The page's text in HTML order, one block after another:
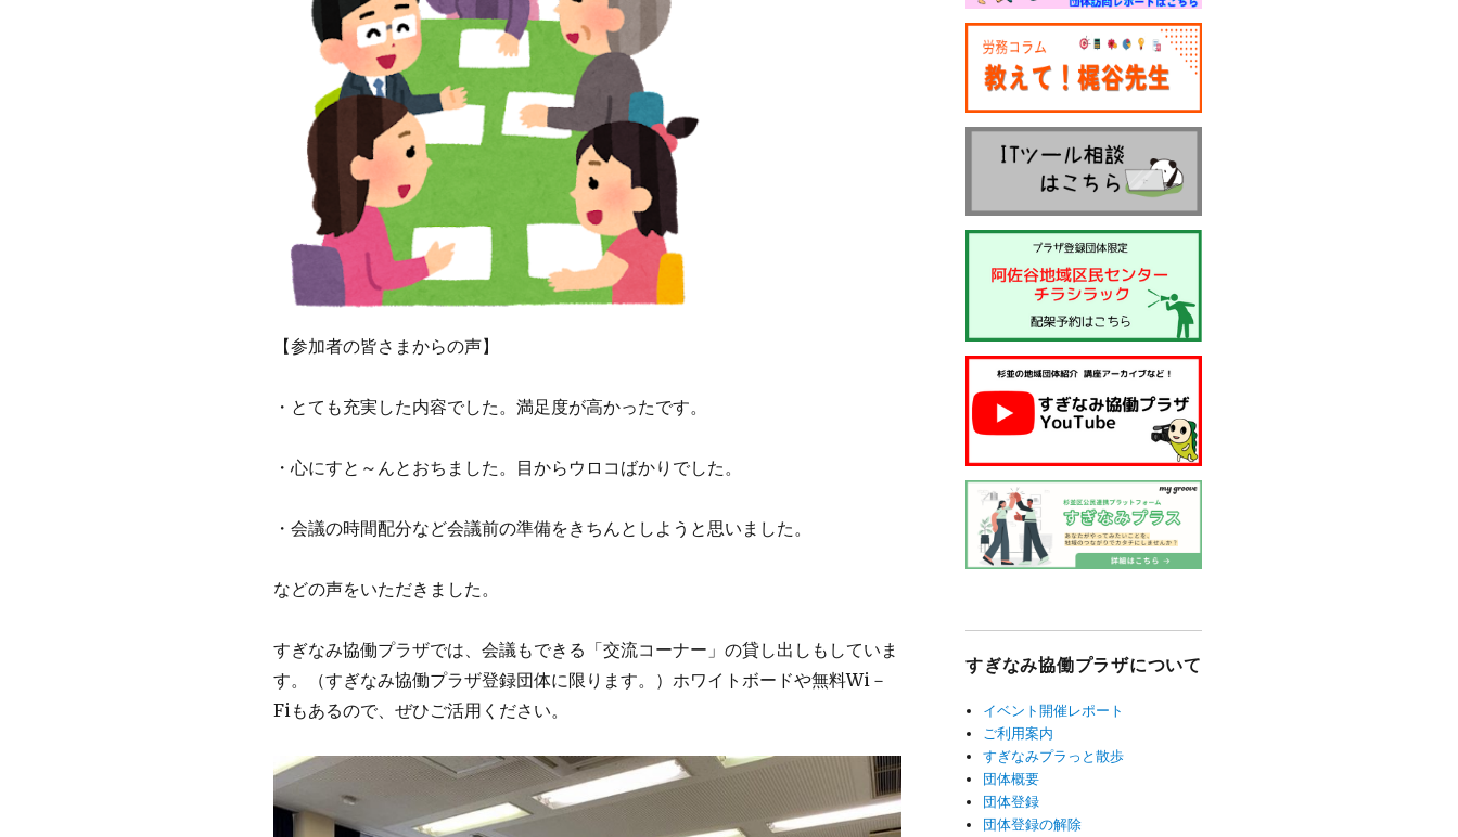
【参加者の皆さまからの声】
・とても充実した内容でした。満足度が高かったです。
・心にすと～んとおちました。目からウロコばかりでした。
・会議の時間配分など会議前の準備をきちんとしようと思いました。
などの声をいただきました。
すぎなみ協働プラザでは、会議もできる「交流コーナー」の貸し出しもしていま
す。（すぎなみ協働プラザ登録団体に限ります。）ホワイトボードや無料Wi－
Fiもあるので、ぜひご活用ください。
すぎなみ協働プラザについて
イベント開催レポート
ご利用案内
すぎなみプラっと散歩
団体概要
団体登録
団体登録の解除